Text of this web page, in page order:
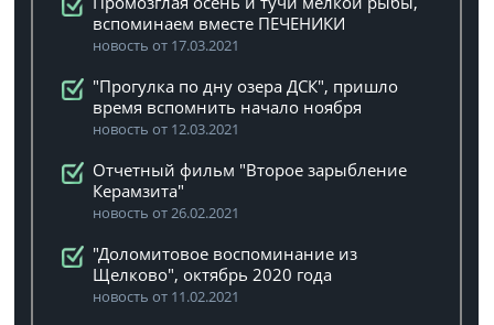
вспоминаем вместе ПЕЧЕНИКИ
новость от 17.03.2021
"Прогулка по дну озера ДСК", пришло
время вспомнить начало ноября
новость от 12.03.2021
Отчетный фильм "Второе зарыбление
Керамзита"
новость от 26.02.2021
"Доломитовое воспоминание из
Щелково", октябрь 2020 года
новость от 11.02.2021